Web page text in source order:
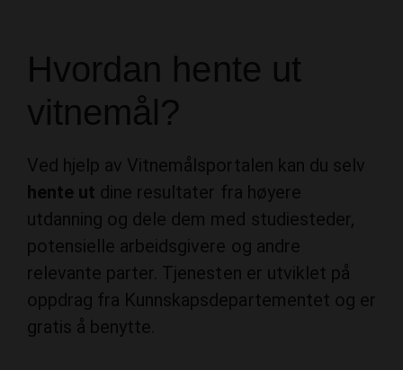
vitnemål?
Ved hjelp av Vitnemålsportalen kan du selv
hente ut
dine resultater fra høyere
utdanning og dele dem med studiesteder,
potensielle arbeidsgivere og andre
relevante parter. Tjenesten er utviklet på
oppdrag fra Kunnskapsdepartementet og er
gratis å benytte.
Hvor finner jeg